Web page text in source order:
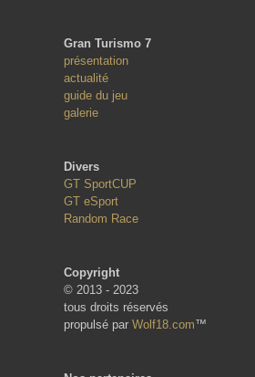
Gran Turismo 7
présentation
actualité
guide du jeu
galerie
Divers
GT SportCUP
GT eSport
Random Race
Copyright
© 2013 - 2023
tous droits réservés
propulsé par Wolf18.com™